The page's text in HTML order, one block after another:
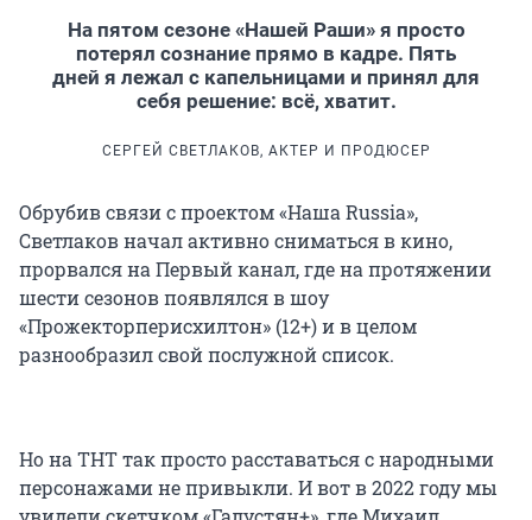
На пятом сезоне «Нашей Раши» я просто
потерял сознание прямо в кадре. Пять
дней я лежал с капельницами и принял для
себя решение: всё, хватит.
СЕРГЕЙ СВЕТЛАКОВ, АКТЕР И ПРОДЮСЕР
Обрубив связи с проектом «Наша Russia»,
Светлаков начал активно сниматься в кино,
прорвался на Первый канал, где на протяжении
шести сезонов появлялся в шоу
«Прожекторперисхилтон» (12+) и в целом
разнообразил свой послужной список.
Но на ТНТ так просто расставаться с народными
персонажами не привыкли. И вот в 2022 году мы